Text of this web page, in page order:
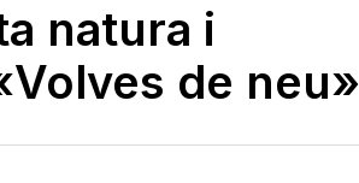
natura i
de neu»